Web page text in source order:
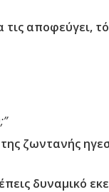
τις αποφεύγει,
ζωντανής
δυναμικό